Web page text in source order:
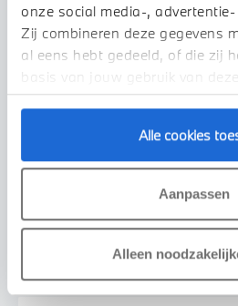
onze social media-,
Zij combineren deze gegevens
al eens hebt gedeeld, of die zij
basis van jouw gebruik van deze
Alle cookies
Aanpassen
Alleen
Uden
€ 69.950of€ 1.324p/m
Bekijk details